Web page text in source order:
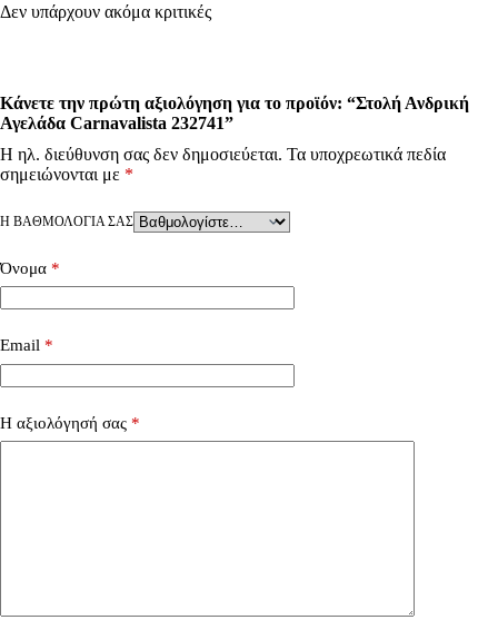
Δεν υπάρχουν ακόμα κριτικές
Κάνετε την πρώτη αξιολόγηση για το προϊόν: “Στολή Ανδρική
Αγελάδα Carnavalista 232741”
Η ηλ. διεύθυνση σας δεν δημοσιεύεται. Τα υποχρεωτικά πεδία
σημειώνονται με *
Η ΒΑΘΜΟΛΟΓΊΑ ΣΑΣ
Όνομα *
Email *
Η αξιολόγησή σας *